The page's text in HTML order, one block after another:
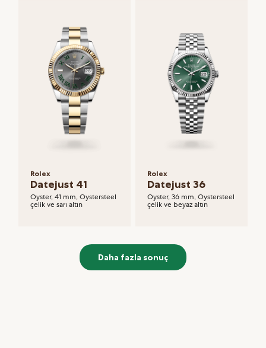
Rolex
Datejust 41
Oyster, 41 mm, Oystersteel
çelik ve sarı altın
Rolex
Datejust 36
Oyster, 36 mm, Oystersteel
çelik ve beyaz altın
Daha fazla sonuç